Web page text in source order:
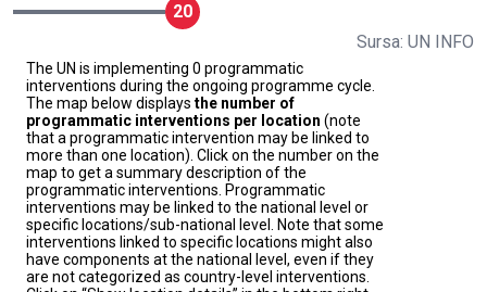
20
Sursa: UN INFO
The UN is implementing 0 programmatic
interventions during the ongoing programme cycle.
The map below displays the number of
programmatic interventions per location (note
that a programmatic intervention may be linked to
more than one location). Click on the number on the
map to get a summary description of the
programmatic interventions. Programmatic
interventions may be linked to the national level or
specific locations/sub-national level. Note that some
interventions linked to specific locations might also
have components at the national level, even if they
are not categorized as country-level interventions.